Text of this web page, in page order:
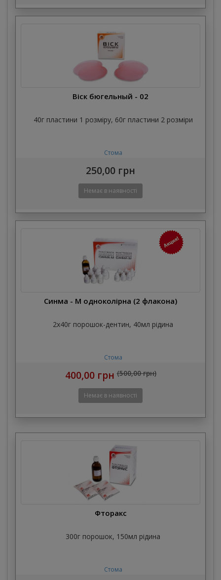
Віск бюгельный - 02
40г пластини 1 розміру, 60г пластини 2 розміри
Стома
250,00 грн
Синма - М одноколірна (2 флакона)
2х40г порошок-дентин, 40мл рідина
Стома
400,00 грн (500,00 грн)
Фторакс
300г порошок, 150мл рідина
Стома